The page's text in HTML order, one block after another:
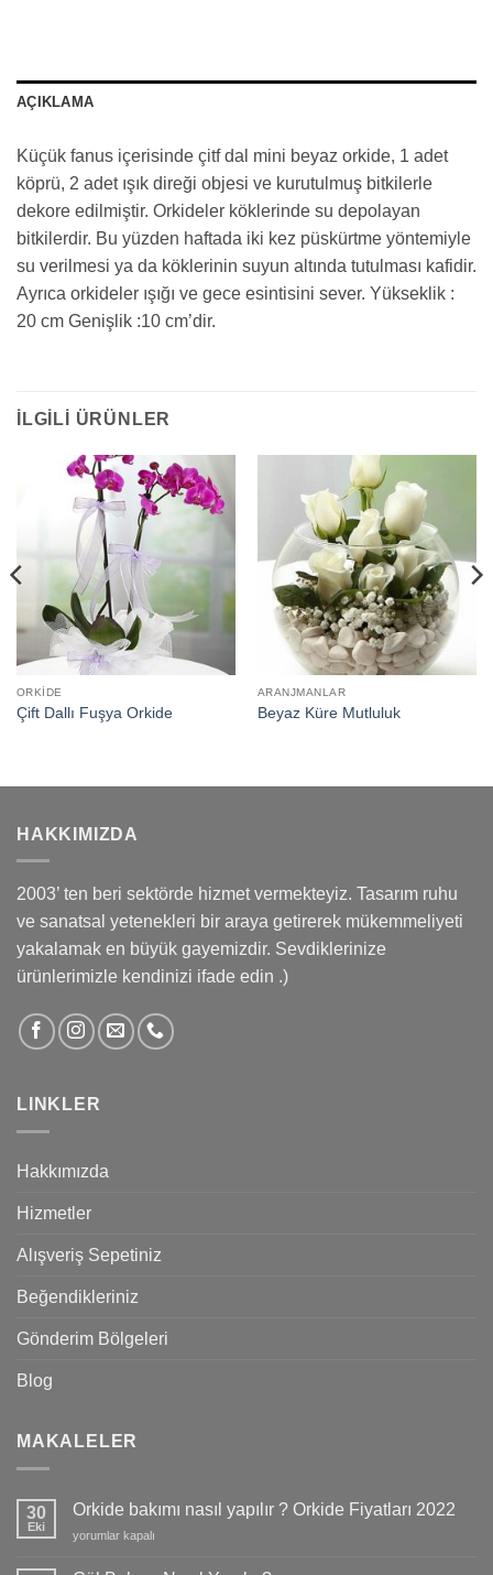
AÇIKLAMA
Küçük fanus içerisinde çitf dal mini beyaz orkide, 1 adet
köprü, 2 adet ışık direği objesi ve kurutulmuş bitkilerle
dekore edilmiştir. Orkideler köklerinde su depolayan
bitkilerdir. Bu yüzden haftada iki kez püskürtme yöntemiyle
su verilmesi ya da köklerinin suyun altında tutulması kafidir.
Ayrıca orkideler ışığı ve gece esintisini sever. Yükseklik :
20 cm Genişlik :10 cm’dir.
İLGILI ÜRÜNLER
ORKIDE
Çift Dallı Fuşya Orkide
ARANJMANLAR
Beyaz Küre Mutluluk
HAKKIMIZDA
2003’ ten beri sektörde hizmet vermekteyiz. Tasarım ruhu
ve sanatsal yetenekleri bir araya getirerek mükemmeliyeti
yakalamak en büyük gayemizdir. Sevdiklerinize
ürünlerimizle kendinizi ifade edin .)
LINKLER
Hakkımızda
Hizmetler
Alışveriş Sepetiniz
Beğendikleriniz
Gönderim Bölgeleri
Blog
MAKALELER
30
Eki
Orkide bakımı nasıl yapılır ? Orkide Fiyatları 2022
Orkide
nasıl
yorumlar kapalı